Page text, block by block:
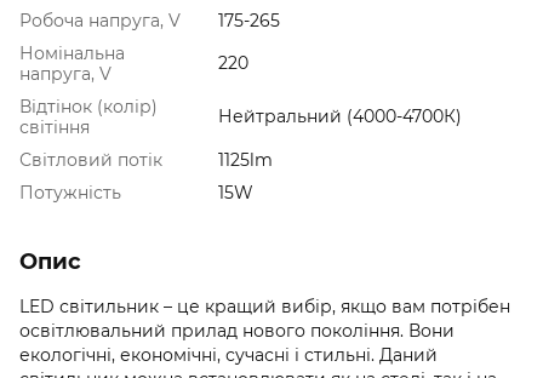
Робоча напруга, V
175-265
Номінальна
напруга, V
220
Відтінок (колір)
світіння
Нейтральний (4000-4700К)
Світловий потік
1125lm
Потужність
15W
Опис
LED світильник – це кращий вибір, якщо вам потрібен
освітлювальний прилад нового покоління. Вони
екологічні, економічні, сучасні і стильні. Даний